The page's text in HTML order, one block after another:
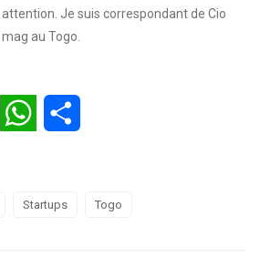
attention. Je suis correspondant de Cio
mag au Togo.
LinkedIn WhatsApp
Startups Togo